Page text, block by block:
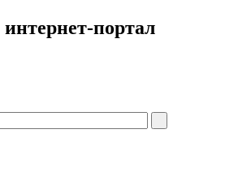
портал